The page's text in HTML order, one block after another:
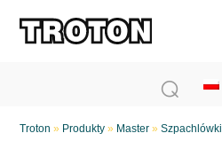
Troton » Produkty » Master »Szpachlówki